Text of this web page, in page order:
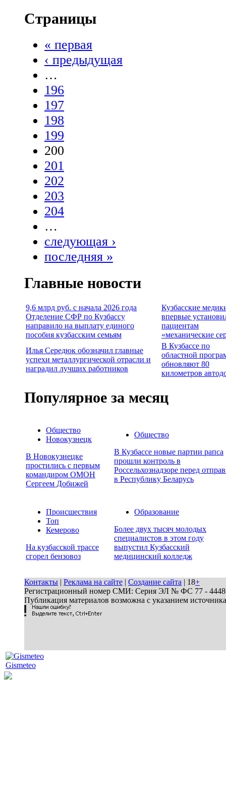
Страницы
« первая
‹ предыдущая
…
196
197
198
199
200
201
202
203
204
…
следующая ›
последняя »
Главные новости
9,6 млрд руб. с начала 2026 года
Отделение СФР по Кузбассу
направило на выплату единого
пособия кузбасским семьям
Кузбасские
впервые
пациентам
«механические
Илья Середюк обозначил главные
успехи металлургической отрасли и
наградил лучших работников
В Кузбассе по
областной
обновляют 80
километров
Популярное за месяц
Общество
Новокузнецк
В Новокузнецке
простились с первым
командиром ОМОН
Сергеем Добижей
Общество
В Кузбассе новые партии рапса
прошли контроль в
Россельхознадзоре перед
в Республику Беларусь
Происшествия
Топ
Кемерово
На кузбасской трассе
сгорел бензовоз
Образование
Более двух тысяч молодых
специалистов в этом году
выпустил Кузбасский
медицинский колледж
Контакты | Реклама на сайте | Создание сайта | 18+
Регистрационный номер СМИ: Серия ЭЛ № ФС 77 - 44486
Публикация материалов возможна с указанием
Gismeteo